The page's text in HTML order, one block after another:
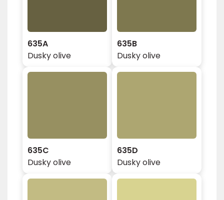
635A
Dusky olive
635B
Dusky olive
635C
Dusky olive
635D
Dusky olive